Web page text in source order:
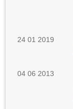
24 01 2019
04 06 2013